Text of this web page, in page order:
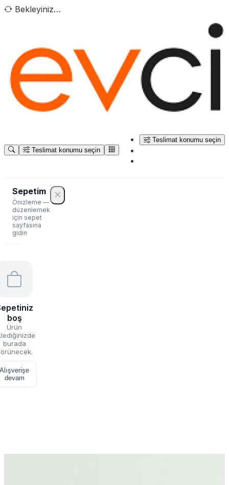
Bekleyiniz…
Teslimat konumu seçin
Teslimat konumu seçin
Sepetim
Önizleme —
düzenlemek
için sepet
sayfasına
gidin
boş
Ürün
burada
Alışverişe
devam